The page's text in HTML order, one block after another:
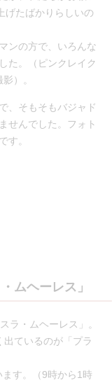
げたばかりらしいの
ンの方で、いろんな
た。（ピンクレイク
）。
、そもそもバジャド
せんでした。フォト
す。
ムヘーレス」
ラ・ムヘーレス」。
ているのが「プラ
す。（9時から1時